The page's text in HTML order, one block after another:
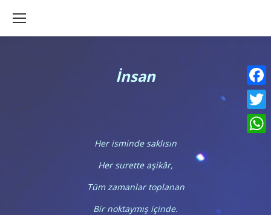
İnsan
Her isminde saklısın
Her surette aşikâr,
Tüm zamanlar toplanan
Bir noktaymış içinde.